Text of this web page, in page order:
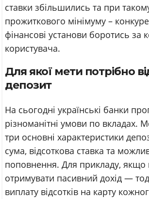
ставки збільшились та при
прожиткового мінімуму –
фінансові установи боротись за
користувача.
Для якої мети потрібно
депозит
На сьогодні українські банки
різноманітні умови по вкладах.
три основні характеристики
сума, відсоткова ставка та
поповнення. Для прикладу, якщо
отримувати пасивний дохід —
виплату відсотків на карту